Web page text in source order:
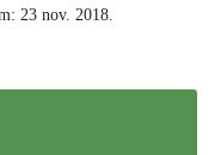
23 nov. 2018.